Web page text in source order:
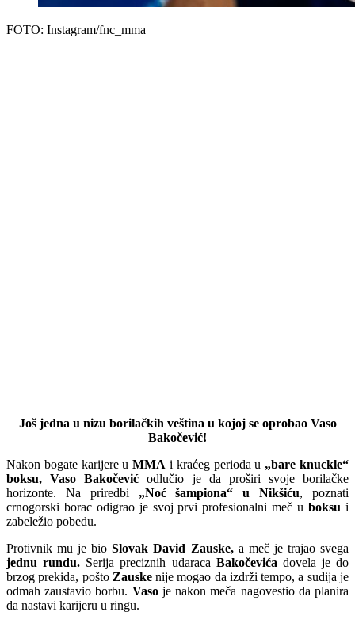
FOTO: Instagram/fnc_mma
Još jedna u nizu borilačkih veština u kojoj se oprobao Vaso
Bakočević!
Nakon bogate karijere uMMA i kraćeg perioda u „bare knuckle“
boksu, Vaso Bakočević odlučio je da proširi svoje borilačke
horizonte. Na priredbi „Noć šampiona“ u Nikšiću, poznati
crnogorski borac odigrao je svoj prvi profesionalni meč uboksu i
zabeležio pobedu.
Protivnik mu je bioSlovak David Zauske,a meč je trajao svega
jednu rundu. Serija preciznih udaraca Bakočevića dovela je do
brzog prekida, pošto Zauskenije mogao da izdrži tempo, a sudija je
odmah zaustavio borbu. Vasoje nakon meča nagovestio da planira
da nastavi karijeru u ringu.